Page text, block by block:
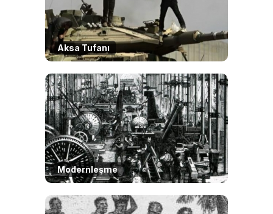
Aksa Tufanı
Modernleşme